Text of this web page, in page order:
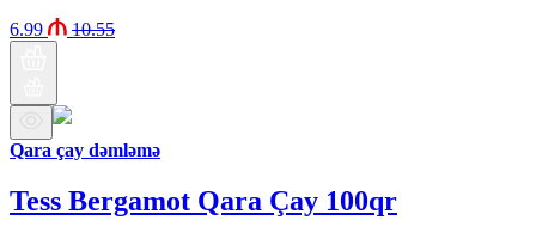
6.99 10.55
Qara çay dəmləmə
Tess Bergamot Qara Çay 100qr